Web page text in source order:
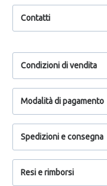
Contatti
Condizioni di vendita
Modalità di pagamento
Spedizioni e consegna
Resi e rimborsi